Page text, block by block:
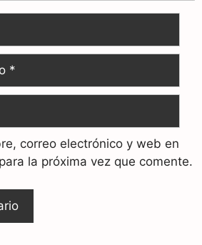
correo electrónico y web en
la próxima vez que comente.